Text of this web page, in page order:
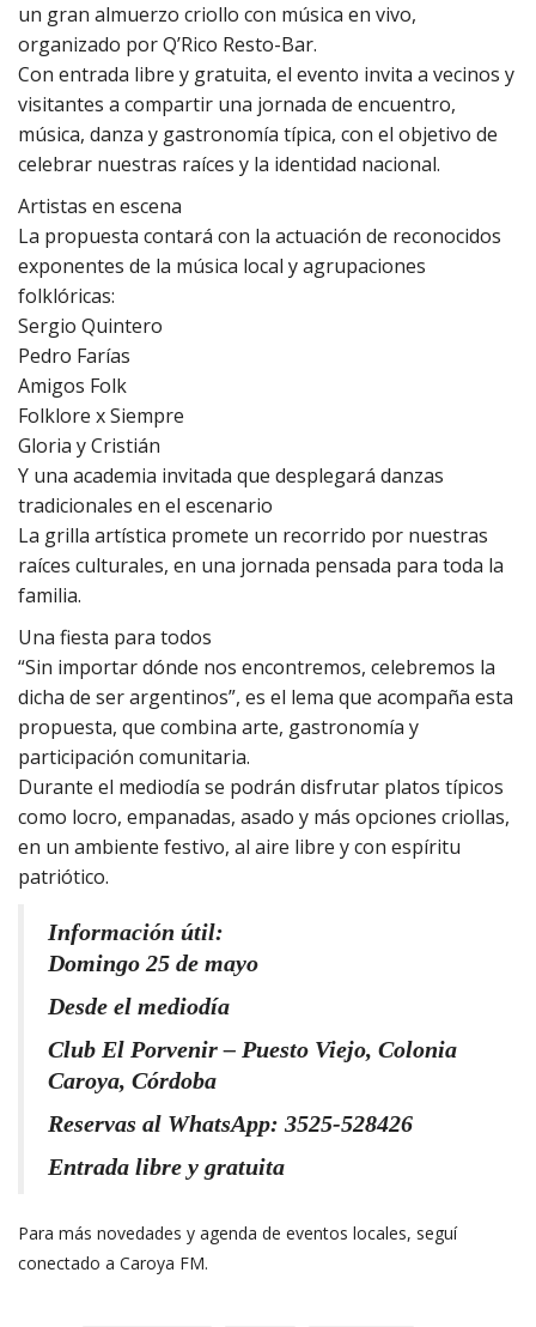
un gran almuerzo criollo con música en vivo,
organizado por Q’Rico Resto-Bar.
Con entrada libre y gratuita, el evento invita a vecinos y
visitantes a compartir una jornada de encuentro,
música, danza y gastronomía típica, con el objetivo de
celebrar nuestras raíces y la identidad nacional.
Artistas en escena
La propuesta contará con la actuación de reconocidos
exponentes de la música local y agrupaciones
folklóricas:
Sergio Quintero
Pedro Farías
Amigos Folk
Folklore x Siempre
Gloria y Cristián
Y una academia invitada que desplegará danzas
tradicionales en el escenario
La grilla artística promete un recorrido por nuestras
raíces culturales, en una jornada pensada para toda la
familia.
Una fiesta para todos
“Sin importar dónde nos encontremos, celebremos la
dicha de ser argentinos”, es el lema que acompaña esta
propuesta, que combina arte, gastronomía y
participación comunitaria.
Durante el mediodía se podrán disfrutar platos típicos
como locro, empanadas, asado y más opciones criollas,
en un ambiente festivo, al aire libre y con espíritu
patriótico.
Información útil:
Domingo 25 de mayo
Desde el mediodía
Club El Porvenir – Puesto Viejo, Colonia
Caroya, Córdoba
Reservas al WhatsApp: 3525-528426
Entrada libre y gratuita
Para más novedades y agenda de eventos locales, seguí
conectado a Caroya FM.